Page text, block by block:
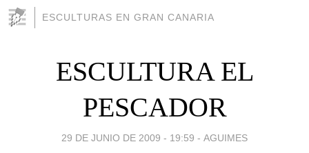
ESCULTURAS EN GRAN CANARIA
ESCULTURA EL
PESCADOR
29 DE JUNIO DE 2009 - 19:59 - AGUIMES